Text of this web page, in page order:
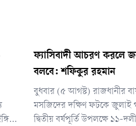
ফ্যাসিবাদী আচরণ করলে
বলবে: শফিকুর রহমান
বুধবার (৫ আগস্ট) রাজধানীর
মসজিদের দক্ষিণ ফটকে জুলাই
দ্বিতীয় বর্ষপূর্তি উপলক্ষে